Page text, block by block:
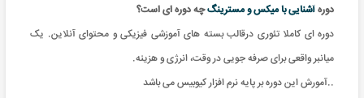
دورهآشنایی با میکس و مسترینگچه دوره ای است؟
دوره ای کاملا تئوری درقالب بسته های آموزشی فیزیکی و محتوای آنلاین. یک
میانبر واقعی برای صرفه جویی در وقت، انرژی و هزینه.
آمورش این دوره بر پایه نرم افزار کیوبیس می باشد..